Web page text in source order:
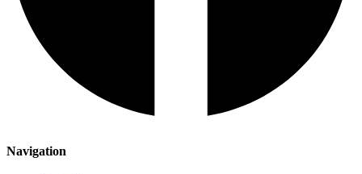
Navigation